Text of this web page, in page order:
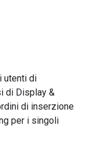
utenti di
di Display &
di inserzione
per i singoli